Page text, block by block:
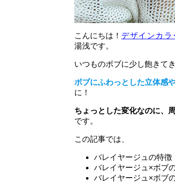
こんにちは！ デザインカ
湯浅です。
いつものボブに少し飽きて
ボブにふわっとした立体感
に！
ちょっとした変化なのに、
です。
この記事では、
バレイヤージュの特徴
バレイヤージュ×ボブ
バレイヤージュ×ボブ